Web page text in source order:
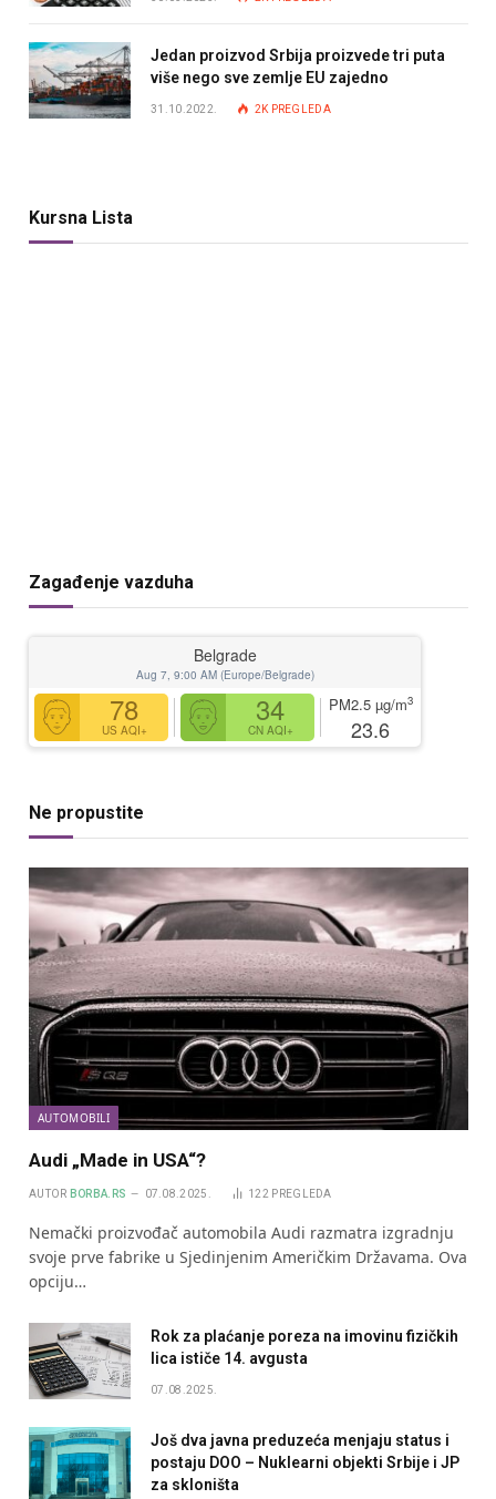
Jedan proizvod Srbija proizvede tri puta
više nego sve zemlje EU zajedno
31.10.2022. 2K PREGLEDA
Kursna Lista
Zagađenje vazduha
Belgrade
Aug 7, 9:00 AM (Europe/Belgrade)
78
US AQI+
34
CN AQI+
PM2.5 µg/m3
23.6
Ne propustite
AUTOMOBILI
Audi „Made in USA“?
AUTOR BORBA.RS 07.08.2025. 122 PREGLEDA
Nemački proizvođač automobila Audi razmatra izgradnju
svoje prve fabrike u Sjedinjenim Američkim Državama. Ova
opciju…
Rok za plaćanje poreza na imovinu fizičkih
lica ističe 14. avgusta
07.08.2025.
Još dva javna preduzeća menjaju status i
postaju DOO – Nuklearni objekti Srbije i JP
za skloništa